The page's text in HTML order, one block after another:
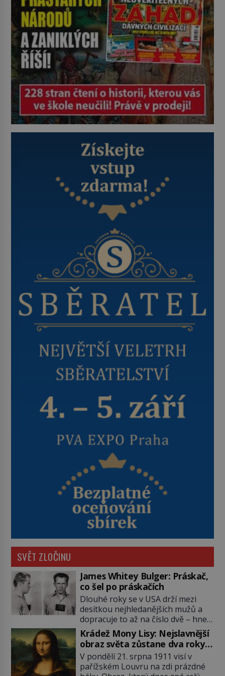
SVĚT ZLOČINU
James Whitey Bulger: Práskač,
co šel po práskačích
Dlouhé roky se v USA drží mezi
desítkou nejhledanějších mužů a
dopracuje to až na číslo dvě – hned
po Usámovi bin Ládinovi (1957–
2011). To je James „Whitey“ Bulger
(1929–2018) viněný ze spoluúčasti
na 19 vraždách, vydírání a lichvy. A
samozřejmě, krom toho je ještě
Krádež Mony Lisy: Nejslavnější
obraz světa zůstane dva roky
nezvěstný
V pondělí 21. srpna 1911 visí v
pařížském Louvru na zdi prázdné